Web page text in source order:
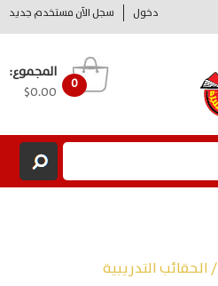
دخول سجل الآن مستخدم جديد
0
المجموع:
$0.00
/ الحقائب التدريبية